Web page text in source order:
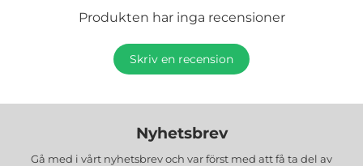
Produkten har inga recensioner
Skriv en recension
Nyhetsbrev
Gå med i vårt nyhetsbrev och var först med att få ta del av